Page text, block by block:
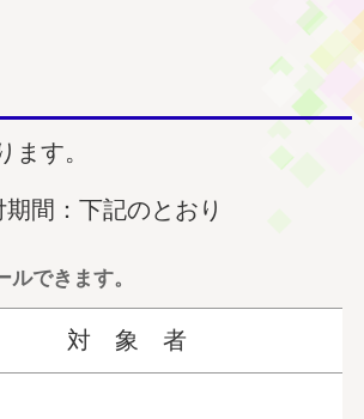
す。
間：下記のとおり
できます。
対 象 者